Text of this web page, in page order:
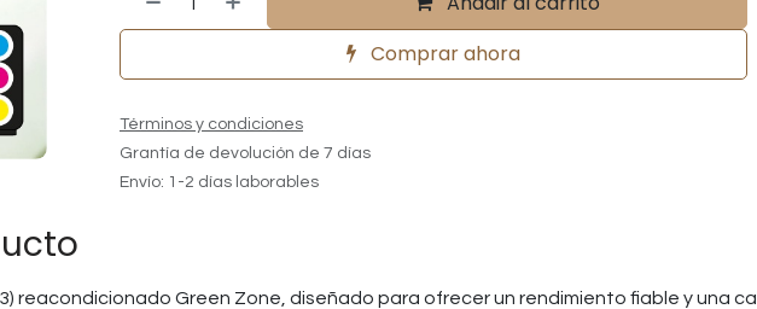
Comprar ahora
Términos y condiciones
Grantía de devolución de 7 días
Envío: 1-2 días laborables
reacondicionado Green Zone, diseñado para ofrecer un rendimiento fiable y una